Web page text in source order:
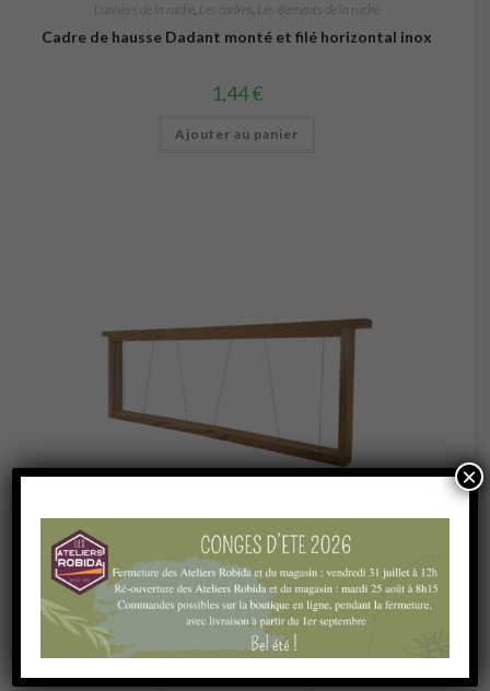
L'univers de la ruche , Les cadres, Les éléments de la ruche
Cadre de hausse Dadant monté et filé horizontal inox
1,44€
Ajouter au panier
L'univers de la ruche,Les cadres,Les éléments de la ruche
Cadre de hausse Dadant monté et filé vertical inox
1,72€
×